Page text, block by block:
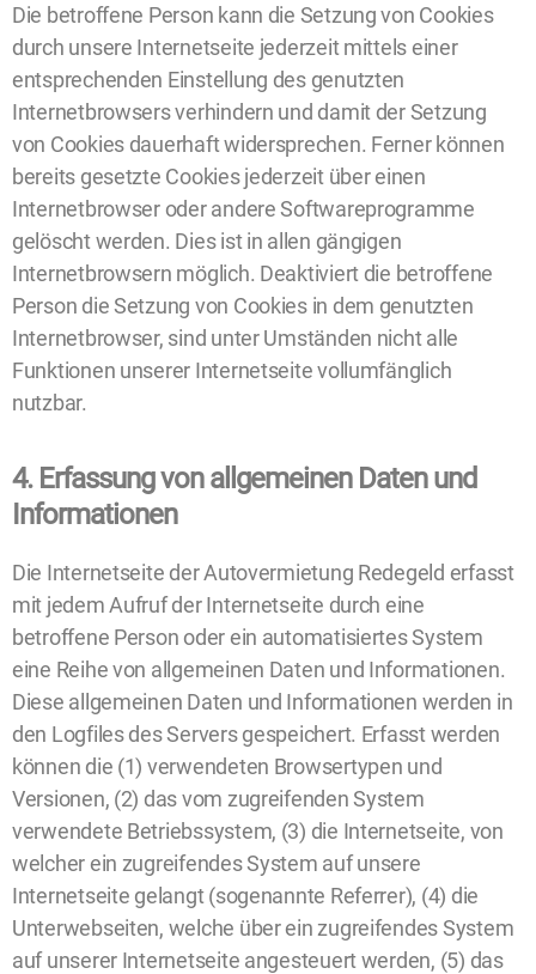
Die betroffene Person kann die Setzung von Cookies
durch unsere Internetseite jederzeit mittels einer
entsprechenden Einstellung des genutzten
Internetbrowsers verhindern und damit der Setzung
von Cookies dauerhaft widersprechen. Ferner können
bereits gesetzte Cookies jederzeit über einen
Internetbrowser oder andere Softwareprogramme
gelöscht werden. Dies ist in allen gängigen
Internetbrowsern möglich. Deaktiviert die betroffene
Person die Setzung von Cookies in dem genutzten
Internetbrowser, sind unter Umständen nicht alle
Funktionen unserer Internetseite vollumfänglich
nutzbar.
4. Erfassung von allgemeinen Daten und
Informationen
Die Internetseite der Autovermietung Redegeld erfasst
mit jedem Aufruf der Internetseite durch eine
betroffene Person oder ein automatisiertes System
eine Reihe von allgemeinen Daten und Informationen.
Diese allgemeinen Daten und Informationen werden in
den Logfiles des Servers gespeichert. Erfasst werden
können die (1) verwendeten Browsertypen und
Versionen, (2) das vom zugreifenden System
verwendete Betriebssystem, (3) die Internetseite, von
welcher ein zugreifendes System auf unsere
Internetseite gelangt (sogenannte Referrer), (4) die
Unterwebseiten, welche über ein zugreifendes System
auf unserer Internetseite angesteuert werden, (5) das